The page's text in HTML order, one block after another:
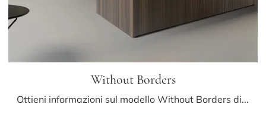
Without Borders
Ottieni informazioni sul modello Without Borders di Mittel: arreda la zona cucina con la soluzione in laccato opaco che fa per te.